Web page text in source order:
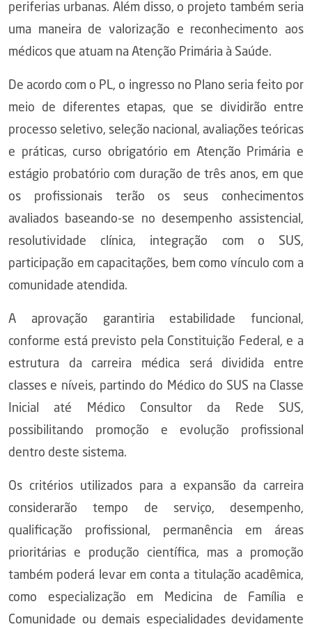
periferias urbanas. Além disso, o projeto também seria
uma maneira de valorização e reconhecimento aos
médicos que atuam na Atenção Primária à Saúde.
De acordo com o PL, o ingresso no Plano seria feito por
meio de diferentes etapas, que se dividirão entre
processo seletivo, seleção nacional, avaliações teóricas
e práticas, curso obrigatório em Atenção Primária e
estágio probatório com duração de três anos, em que
os profissionais terão os seus conhecimentos
avaliados baseando-se no desempenho assistencial,
resolutividade clínica, integração com o SUS,
participação em capacitações, bem como vínculo com a
comunidade atendida.
A aprovação garantiria estabilidade funcional,
conforme está previsto pela Constituição Federal, e a
estrutura da carreira médica será dividida entre
classes e níveis, partindo do Médico do SUS na Classe
Inicial até Médico Consultor da Rede SUS,
possibilitando promoção e evolução profissional
dentro deste sistema.
Os critérios utilizados para a expansão da carreira
considerarão tempo de serviço, desempenho,
qualificação profissional, permanência em áreas
prioritárias e produção científica, mas a promoção
também poderá levar em conta a titulação acadêmica,
como especialização em Medicina de Família e
Comunidade ou demais especialidades devidamente